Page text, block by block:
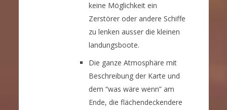
keine Möglichkeit ein
Zerstörer oder andere Schiffe
zu lenken ausser die kleinen
landungsboote.
Die ganze Atmosphäre mit
Beschreibung der Karte und
dem “was wäre wenn” am
Ende, die flächendeckendere